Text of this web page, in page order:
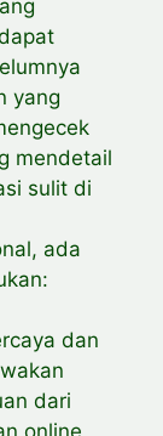
yang
mendetail
sulit di
ada
dan
dari